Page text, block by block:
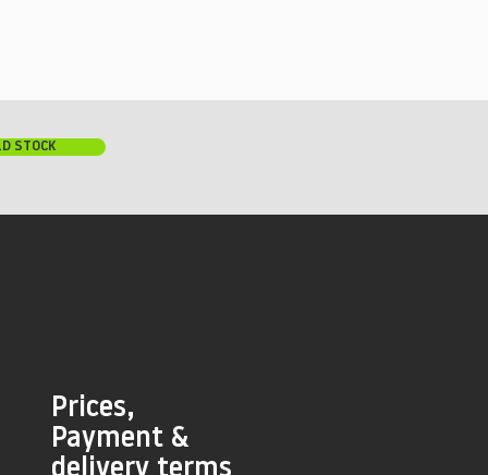
Prices,
Payment &
STOCK